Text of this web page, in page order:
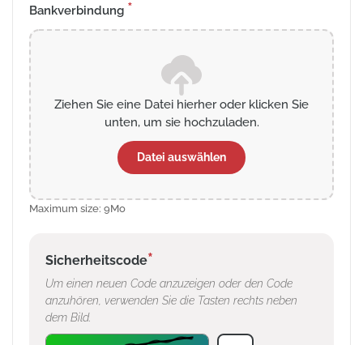
Bankverbindung *
Ziehen Sie eine Datei hierher oder klicken Sie
unten, um sie hochzuladen.
Datei auswählen
Maximum size: 9Mo
Sicherheitscode*
Um einen neuen Code anzuzeigen oder den Code
anzuhören, verwenden Sie die Tasten rechts neben
dem Bild.